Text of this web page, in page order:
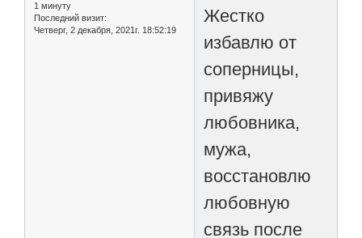
1 минуту
Последний визит:
Четверг, 2 декабря, 2021г. 18:52:19
Жестко
избавлю от
соперницы,
привяжу
любовника,
мужа,
восстановлю
любовную
связь после